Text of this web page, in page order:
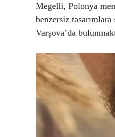
Megelli, Polonya
benzersiz
Varşova’da